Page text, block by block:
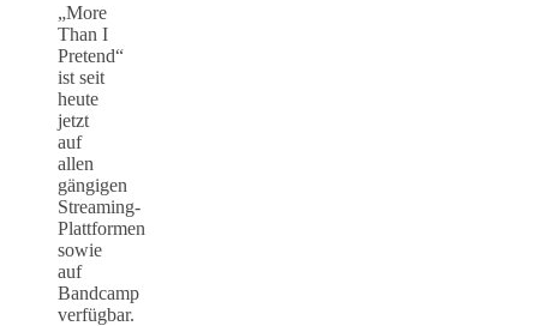
„More
Than I
Pretend“
ist seit
heute
jetzt
auf
allen
gängigen
Streaming-
Plattformen
sowie
auf
Bandcamp
verfügbar.